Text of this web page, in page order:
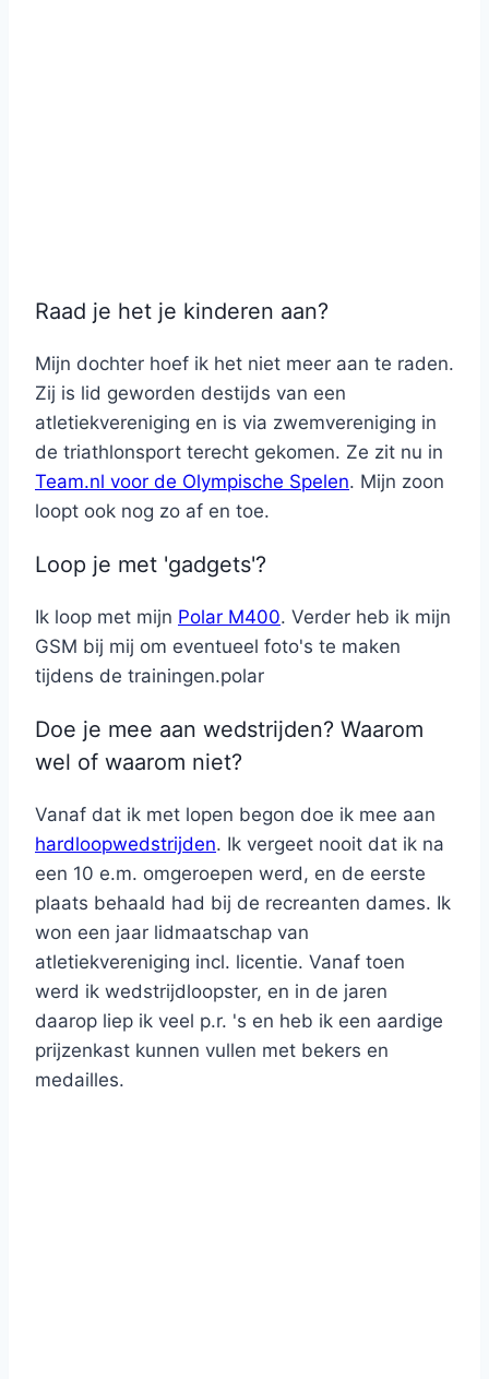
Raad je het je kinderen aan?
Mijn dochter hoef ik het niet meer aan te raden.
Zij is lid geworden destijds van een
atletiekvereniging en is via zwemvereniging in
de triathlonsport terecht gekomen. Ze zit nu in
Team.nl voor de Olympische Spelen. Mijn zoon
loopt ook nog zo af en toe.
Loop je met 'gadgets'?
Ik loop met mijn Polar M400. Verder heb ik mijn
GSM bij mij om eventueel foto's te maken
tijdens de trainingen.polar
Doe je mee aan wedstrijden? Waarom
wel of waarom niet?
Vanaf dat ik met lopen begon doe ik mee aan
hardloopwedstrijden. Ik vergeet nooit dat ik na
een 10 e.m. omgeroepen werd, en de eerste
plaats behaald had bij de recreanten dames. Ik
won een jaar lidmaatschap van
atletiekvereniging incl. licentie. Vanaf toen
werd ik wedstrijdloopster, en in de jaren
daarop liep ik veel p.r. 's en heb ik een aardige
prijzenkast kunnen vullen met bekers en
medailles.